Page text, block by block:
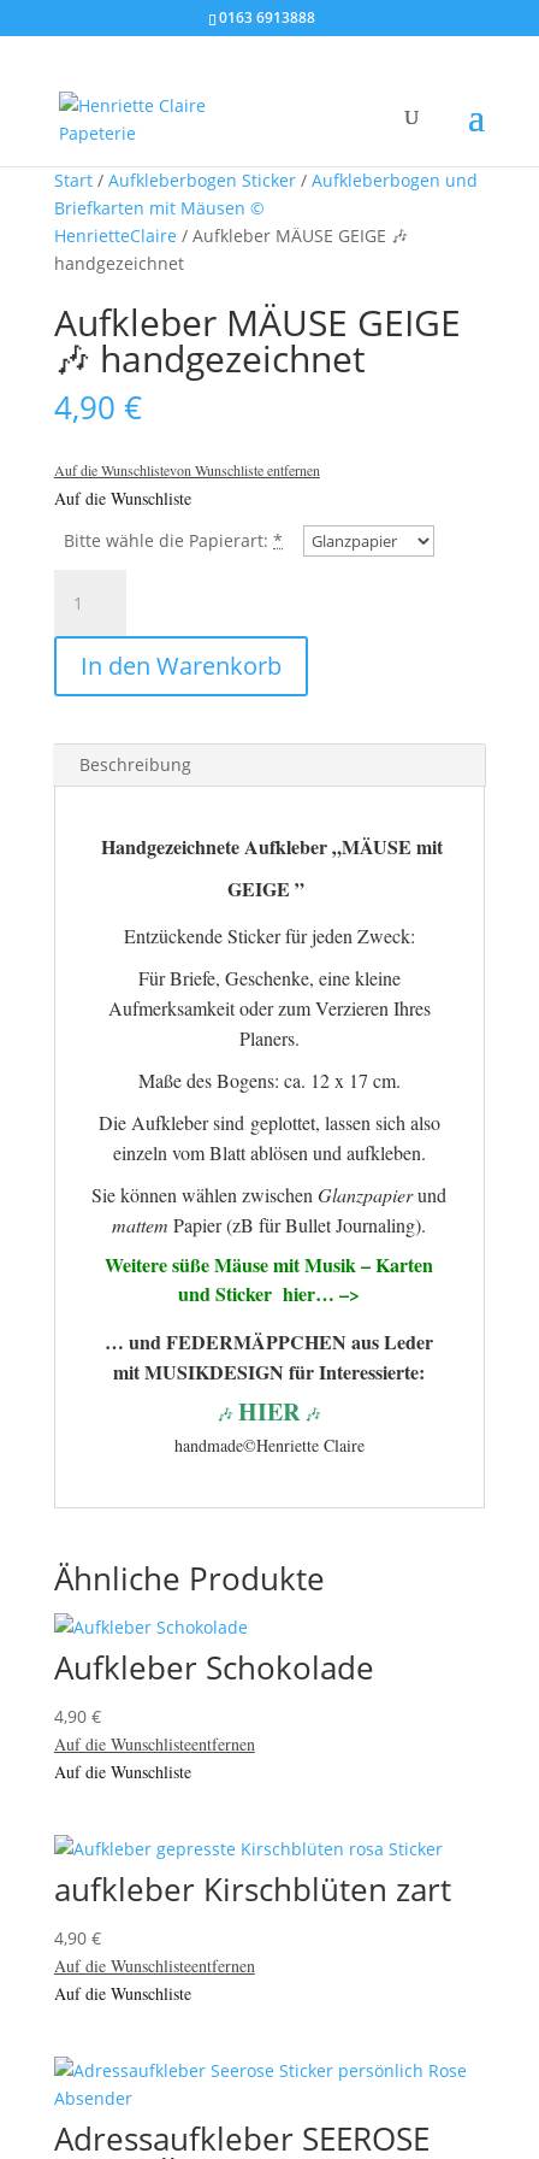
0163 6913888
Start/ Aufkleberbogen Sticker/ Aufkleberbogen und
Briefkarten mit Mäusen ©
HenrietteClaire / Aufkleber MÄUSE GEIGE 🎶
handgezeichnet
Aufkleber MÄUSE GEIGE
🎶 handgezeichnet
4,90 €
Auf die Wunschlistevon Wunschliste entfernen
Auf die Wunschliste
Bitte wähle die Papierart: *
MÄUSE
GEIGE
handgezeichnet
In den Warenkorb
Beschreibung
Handgezeichnete Aufkleber „MÄUSE mit
GEIGE ”
Entzückende Sticker für jeden Zweck:
Für Briefe, Geschenke, eine kleine
Aufmerksamkeit oder zum Verzieren Ihres
Planers.
Maße des Bogens: ca. 12 x 17 cm.
Die Aufkleber sind geplottet, lassen sich also
einzeln vom Blatt ablösen und aufkleben.
Sie können wählen zwischenGlanzpapierund
mattem Papier (zB für Bullet Journaling).
Weitere süße Mäuse mit Musik – Karten
und Sticker hier… –>
… und FEDERMÄPPCHEN aus Leder
mit MUSIKDESIGN für Interessierte:
🎶HIER🎶
handmade©Henriette Claire
Ähnliche Produkte
Aufkleber Schokolade
4,90 €
Auf die Wunschlisteentfernen
Auf die Wunschliste
aufkleber Kirschblüten zart
4,90 €
Auf die Wunschlisteentfernen
Auf die Wunschliste
Adressaufkleber SEEROSE